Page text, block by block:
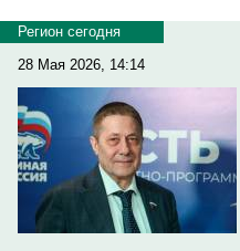
Регион сегодня
28 Мая 2026, 14:14